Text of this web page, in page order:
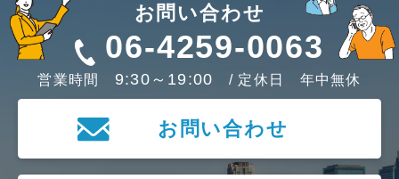
お問い合わせ
06-4259-0063
営業時間 9:30～19:00 / 定休日 年中無休
お問い合わせ